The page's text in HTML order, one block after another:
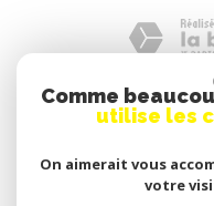
Comme
utilise les
On aimerait vous
votre